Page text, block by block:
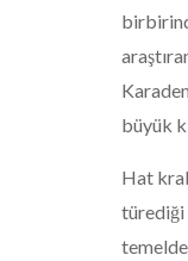
büyük
Hat
türediği
temelde